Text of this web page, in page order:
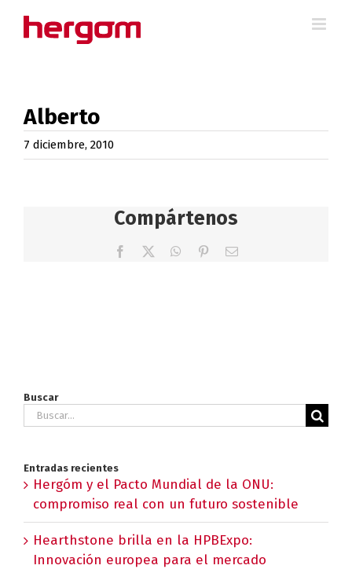
Alberto
7 diciembre, 2010
Compártenos
Facebook WhatsApp
PinterestCorreo
Buscar
Buscar:
Entradas recientes
Hergóm y el Pacto Mundial de la ONU:
compromiso real con un futuro sostenible
Hearthstone brilla en la HPBExpo:
Innovación europea para el mercado